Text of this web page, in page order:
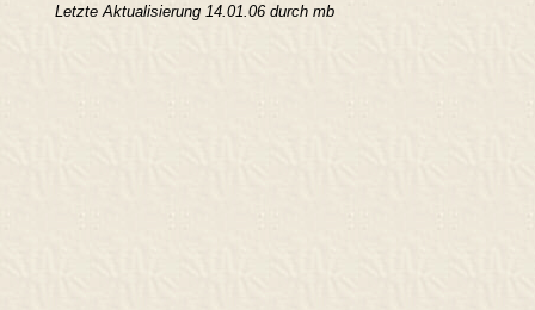
Letzte Aktualisierung 14.01.06 durch mb